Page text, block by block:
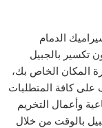
الدمام
تكسير بالجبيل
المكان الخاص بك،
على كافة المتطلبات
وأعمال التخريم
بالوقت من خلال